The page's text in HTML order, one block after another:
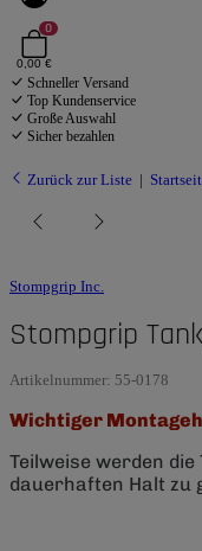
0
0,00 €
Schneller Versand
Top Kundenservice
Große Auswahl
Sicher bezahlen
Zurück zur Liste
Stompgrip Inc.
Stompgrip
Artikelnummer: 55-0178
Wichtiger
Teilweise werden
dauerhaften Halt zu